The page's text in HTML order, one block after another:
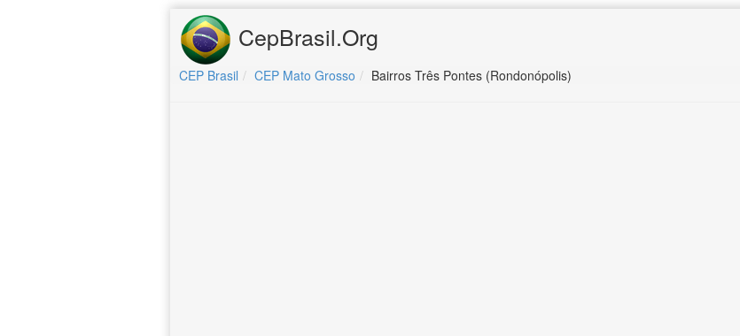
CepBrasil.Org
CEP Brasil CEP Mato Grosso Bairros Três Pontes (Rondonópolis)